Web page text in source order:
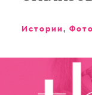
Истории,